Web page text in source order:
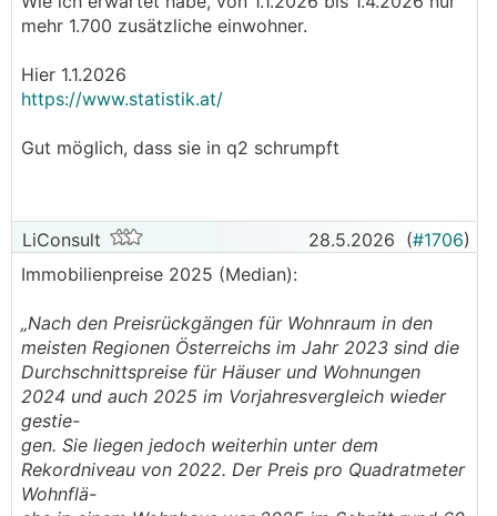
Ich denke nicht, dass das so schnell geht. Denke
wirklich in den griff bekomment / bekommen will.
Partner zusammenziehen, ...)
2. Demografie: Die Gesellschaft überaltert
bedeutet, dass in Zukunft weniger Wohnraum
gebraucht wird.
3. Die unmittelbare Bevölkerungsentwicklung: Im
letzten Quartal 2025 ist Österreich fast nicht
mehr gewachsen. Ich kann mir gut vorstellen,
dass wir im 1. Quartal 2026 sogar etwas
geschrumpft sind (Abschiebungen, rigorose
mehr 1.700 zusätzliche einwohner.
Hier 1.1.2026
https://www.statistik.at/
Gut möglich, dass sie in q2 schrumpft
LiConsult 28.5.2026 (#1706)
Immobilienpreise 2025 (Median):
„Nach den Preisrückgängen für Wohnraum in den
meisten Regionen Österreichs im Jahr 2023 sind die
Durchschnittspreise für Häuser und Wohnungen
2024 und auch 2025 im Vorjahresvergleich wieder
gestie-
gen. Sie liegen jedoch weiterhin unter dem
Rekordniveau von 2022. Der Preis pro Quadratmeter
Wohnflä-